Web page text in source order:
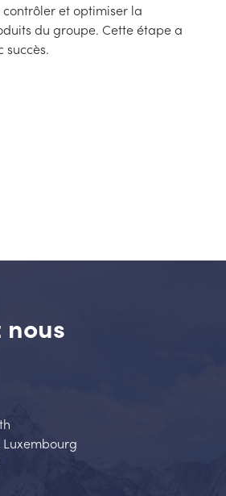
et optimiser la
du groupe. Cette étape a
succès.
Luxembourg